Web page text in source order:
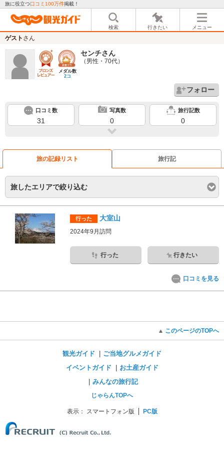
旅に役立つ口コミ100万件掲載！
検索 行きたい メニュー
ゲスト さん
メダル数
2コ
センチさん
（男性・70代）
フォロー
口コミ数
31
写真数
0
旅行記数
0
旅の記録リスト 旅行記
旅したエリアで絞り込む
行った 大室山
2024年9月訪問
行った 行きたい
口コミを見る
このページのTOPへ
観光ガイド
ご当地グルメガイド
イベントガイド
お土産ガイド
みんなの旅行記
じゃらんTOPへ
表示： スマートフォン版 PC版